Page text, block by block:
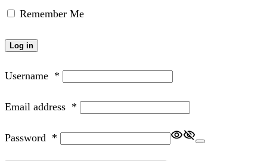
Remember Me
Log in
Username *
Email address *
Password *